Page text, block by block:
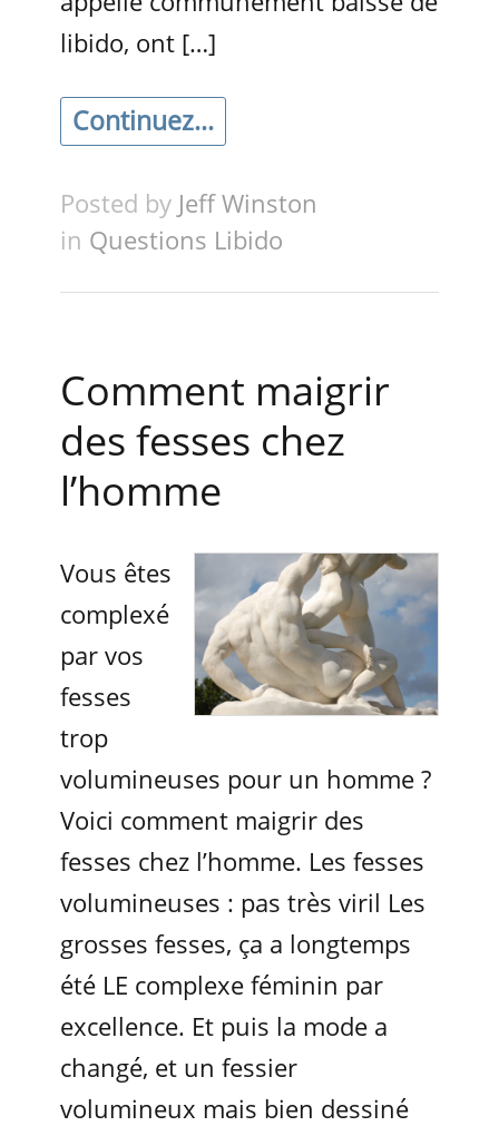
libido, ont […]
Continuez...
Posted by Jeff Winston
in Questions Libido
Comment maigrir
des fesses chez
l’homme
Vous êtes
complexé
par vos
fesses
trop
volumineuses pour un homme ?
Voici comment maigrir des
fesses chez l’homme. Les fesses
volumineuses : pas très viril Les
grosses fesses, ça a longtemps
été LE complexe féminin par
excellence. Et puis la mode a
changé, et un fessier
volumineux mais bien dessiné